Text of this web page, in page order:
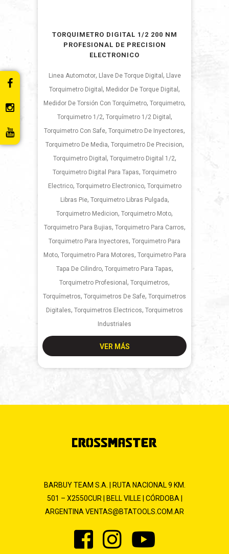
TORQUIMETRO DIGITAL 1/2 200 NM
PROFESIONAL DE PRECISION
ELECTRONICO
Linea Automotor, Llave De Torque Digital , Llave
Torquimetro Digital , Medidor De Torque Digital ,
Medidor De Torsión Con Torquímetro, Torquimetro,
Torquimetro 1/2, Torquímetro 1/2 Digital ,
Torquimetro Con Safe, Torquimetro De Inyectores,
Torquimetro De Media, Torquimetro De Precision,
Torquimetro Digital , Torquimetro Digital 1/2,
Torquimetro Digital Para Tapas, Torquimetro
Electrico, Torquimetro Electronico, Torquimetro
Libras Pie, Torquimetro Libras Pulgada,
Torquimetro Medicion, Torquimetro Moto,
Torquimetro Para Bujias, Torquimetro Para Carros,
Torquimetro Para Inyectores, Torquimetro Para
Moto, Torquimetro Para Motores, Torquimetro Para
Tapa De Cilindro, Torquimetro Para Tapas,
Torquimetro Profesional , Torquimetros,
Torquímetros, Torquimetros De Safe, Torquimetros
Digitales, Torquimetros Electricos, Torquimetros
Industriales
VER MÁS
BARBUY TEAM S.A. | RUTA NACIONAL 9 KM.
501 – X2550CUR | BELL VILLE | CÓRDOBA |
ARGENTINA VENTAS@BTATOOLS.COM.AR